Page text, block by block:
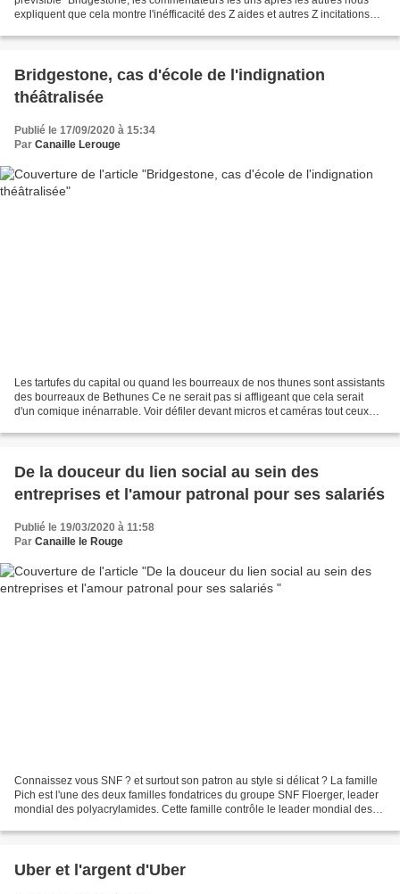
expliquent que cela montre l'inéfficacité des Z aides et autres Z incitations
Bridgestone, cas d'école de l'indignation
théâtralisée
Publié le 17/09/2020 à 15:34
Par Canaille Lerouge
Les tartufes du capital ou quand les bourreaux de nos thunes sont assistants
des bourreaux de Bethunes Ce ne serait pas si affligeant que cela serait
d'un comique inénarrable. Voir défiler devant micros et caméras tout ceux
De la douceur du lien social au sein des
entreprises et l'amour patronal pour ses salariés
Publié le 19/03/2020 à 11:58
Par Canaille le Rouge
Connaissez vous SNF ? et surtout son patron au style si délicat ? La famille
Pich est l'une des deux familles fondatrices du groupe SNF Floerger, leader
mondial des polyacrylamides. Cette famille contrôle le leader mondial des
Uber et l'argent d'Uber